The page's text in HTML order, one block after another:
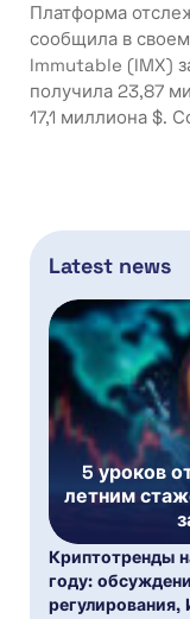
Платформа
сообщила в
Immutable (IMX)
получила 23,87
17,1 миллиона $.
Latest news
5 уроков
летним
Криптотренды
году:
регулирования,